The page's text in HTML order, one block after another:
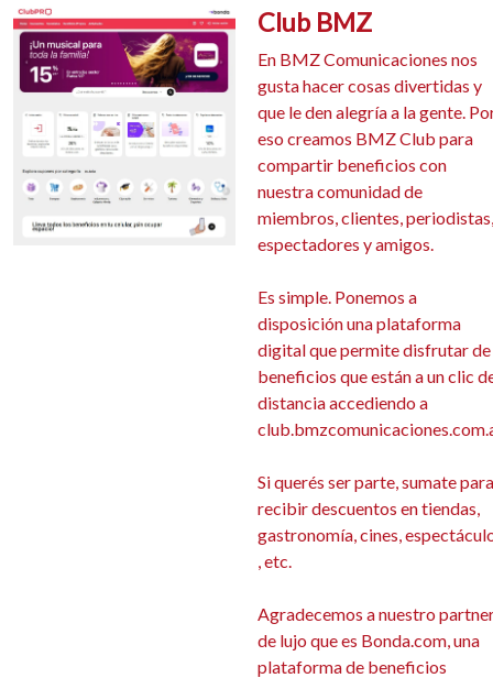
Club BMZ
En BMZ Comunicaciones nos
gusta hacer cosas divertidas y
que le den alegría a la gente.
eso creamos BMZ Club para
compartir beneficios con
nuestra comunidad de
miembros, clientes, periodistas,
espectadores y amigos.
Es simple. Ponemos a
disposición una plataforma
digital que permite disfrutar de
beneficios que están a un clic
distancia accediendo a
Si querés ser parte,sumatepara
recibir descuentos en tiendas,
gastronomía, cines,
, etc.
Agradecemos a nuestro
de lujo que es Bonda.com, una
plataforma de beneficios